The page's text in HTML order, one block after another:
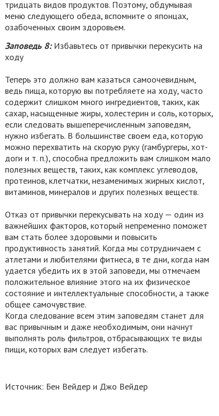
тридцать видов продуктов. Поэтому, обдумывая
меню следующего обеда, вспомните о японцах,
озабоченных своим здоровьем.
Заповедь 8: Избавьтесь от привычки перекусить на
ходу
Теперь это должно вам казаться самоочевидным,
ведь пища, которую вы потребляете на ходу, часто
содержит слишком много ингредиентов, таких, как
сахар, насыщенные жиры, холестерин и соль, которых,
если следовать вышеперечисленным заповедям,
нужно избегать. В большинстве своем еда, которую
можно перехватить на скорую руку (гамбургеры, хот-
доги и т. п.), способна предложить вам слишком мало
полезных веществ, таких, как комплекс углеводов,
протеинов, клетчатки, незаменимых жирных кислот,
витаминов, минералов и других полезных веществ.
Отказ от привычки перекусывать на ходу — один из
важнейших факторов, который непременно поможет
вам стать более здоровыми и повысить
продуктивность занятий. Когда мы сотрудничаем с
атлетами и любителями фитнеса, в те дни, когда нам
удается убедить их в этой заповеди, мы отмечаем
положительное влияние этого на их физическое
состояние и интеллектуальные способности, а также
общее самочувствие.
Когда следование всем этим заповедям станет для
вас привычным и даже необходимым, они начнут
выполнять роль фильтров, отбрасывающих те виды
пищи, которых вам следует избегать.
Источник: Бен Вейдер и Джо Вейдер